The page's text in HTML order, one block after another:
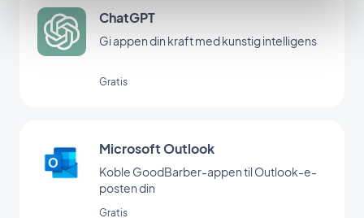
ChatGPT
Gi appen din kraft med kunstig intelligens
Gratis
Microsoft Outlook
Koble GoodBarber-appen til Outlook-e-
posten din
Gratis